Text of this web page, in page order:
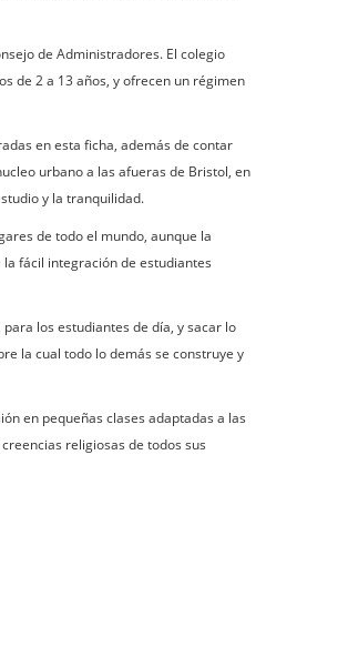
de Administradores. El colegio
de 2 a 13 años, y ofrecen un régimen
en esta ficha, además de contar
urbano a las afueras de Bristol, en
y la tranquilidad.
de todo el mundo, aunque la
fácil integración de estudiantes
los estudiantes de día, y sacar lo
la cual todo lo demás se construye y
en pequeñas clases adaptadas a las
religiosas de todos sus